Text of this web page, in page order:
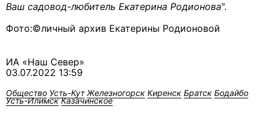
Ваш садовод-любитель Екатерина Родионова".
Фото:©личный архив Екатерины Родионовой
ИА «Наш Север»
03.07.2022 13:59
Общество Усть-Кут Железногорск Киренск Братск Бодайбо
Усть-Илимск Казачинское